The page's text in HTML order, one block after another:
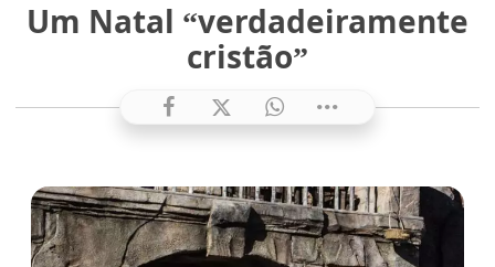
Um Natal “verdadeiramente
cristão”